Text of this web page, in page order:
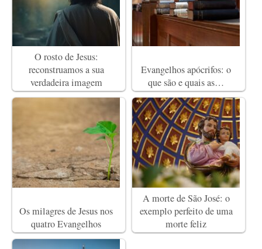
O rosto de Jesus:
reconstruamos a sua
verdadeira imagem
Evangelhos apócrifos: o
que são e quais as…
Os milagres de Jesus nos
quatro Evangelhos
A morte de São José: o
exemplo perfeito de uma
morte feliz